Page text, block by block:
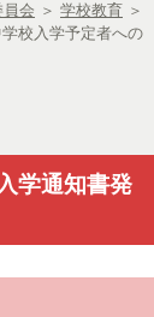
会 ＞ 学校教育 ＞
校入学予定者への
学通知書発